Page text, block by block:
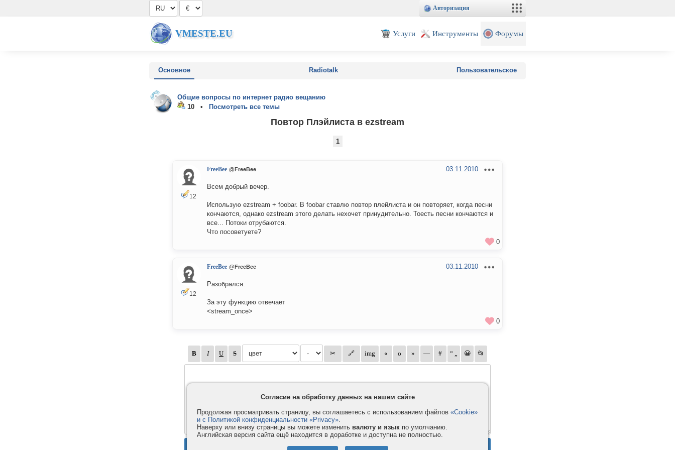
Авторизация
VMESTE.EU Услуги Инструменты Форумы
Основное Radiotalk Пользовательское
Общие вопросы по интернет радио вещанию
10 •
Посмотреть все темы
Повтор Плэйлиста в ezstream
1
12
FreeBee @FreeBee 03.11.2010
Всем добрый вечер.
Использую ezstream + foobar. В foobar ставлю повтор плейлиста и он повторяет, когда песни
кончаются, однако ezstream этого делать нехочет принудительно. Тоесть песни кончаются и
все... Потоки отрубаются.
Что посоветуете?
0
12
FreeBee @FreeBee 03.11.2010
Разобрался.
За эту функцию отвечает
<stream_once>
0
Согласие на обработку данных на нашем сайте
Продолжая просматривать страницу, вы соглашаетесь с использованием файлов «Cookie»
и с Политикой конфиденциальности «Privacy».
Наверху или внизу страницы вы можете изменить валюту и язык по умолчанию.
Английская версия сайта ещё находится в доработке и доступна не полностью.